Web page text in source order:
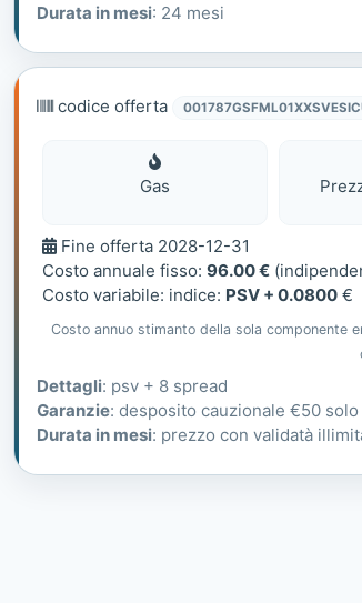
Durata in mesi: 24 mesi
codice offerta
Gas
Gas
Fine
offerta
Fine offerta 2028-12-31
Costo annuale fisso: 96.00 €
Costo variabile: indice: PSV + 0.0800 €
Costo annuo stimanto della sola componente
Dettagli: psv + 8 spread
Garanzie: desposito cauzionale €50
Durata in mesi: prezzo con validatà